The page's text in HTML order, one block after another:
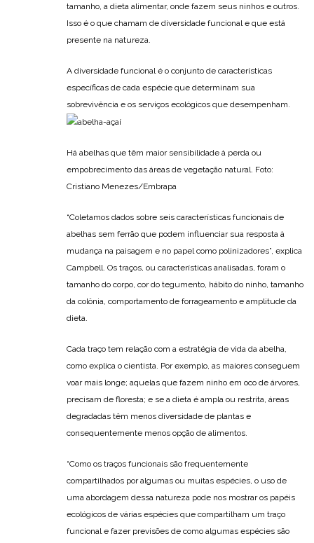
tamanho, a dieta alimentar, onde fazem seus ninhos e outros.
Isso é o que chamam de diversidade funcional e que está
presente na natureza.
A diversidade funcional é o conjunto de características
específicas de cada espécie que determinam sua
sobrevivência e os serviços ecológicos que desempenham.
Há abelhas que têm maior sensibilidade à perda ou
empobrecimento das áreas de vegetação natural. Foto:
Cristiano Menezes/Embrapa
“Coletamos dados sobre seis características funcionais de
abelhas sem ferrão que podem influenciar sua resposta à
mudança na paisagem e no papel como polinizadores”, explica
Campbell. Os traços, ou características analisadas, foram o
tamanho do corpo, cor do tegumento, hábito do ninho, tamanho
da colônia, comportamento de forrageamento e amplitude da
dieta.
Cada traço tem relação com a estratégia de vida da abelha,
como explica o cientista. Por exemplo, as maiores conseguem
voar mais longe; aquelas que fazem ninho em oco de árvores,
precisam de floresta; e se a dieta é ampla ou restrita, áreas
degradadas têm menos diversidade de plantas e
consequentemente menos opção de alimentos.
“Como os traços funcionais são frequentemente
compartilhados por algumas ou muitas espécies, o uso de
uma abordagem dessa natureza pode nos mostrar os papéis
ecológicos de várias espécies que compartilham um traço
funcional e fazer previsões de como algumas espécies são